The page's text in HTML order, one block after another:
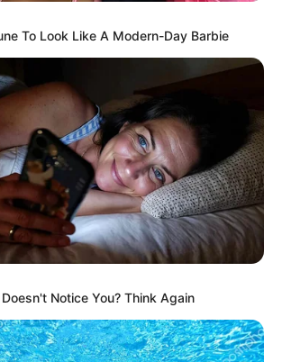
одесита оперативники загону
у якій він висловлює сподівання
у війні проти України.
викликали
взаємодіючих правоохоронних
у діях псевдо благодійників
передбачених ст. 358 ККУ
печаток, штампів та
використання підроблених
Нацполіції.
To Look Like A Modern-Day Barbie
Notice You? Think Again